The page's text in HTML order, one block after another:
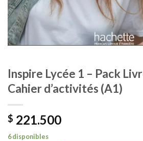
Inspire Lycée 1 – Pack
Cahier d’activités (A1)
$ 221.500
6 disponibles